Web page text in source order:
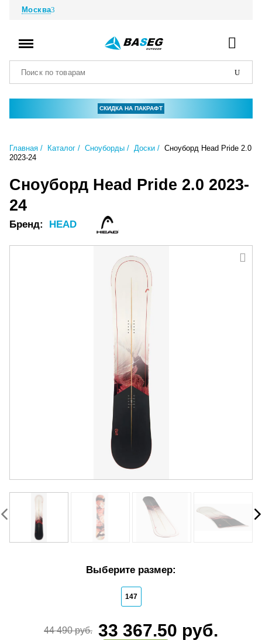
Москва
СКИДКА НА ПАКРАФТ
Главная Каталог Сноуборды Доски
Сноуборд Head Pride 2.0
2023-24
Сноуборд Head Pride 2.0 2023-
24
Бренд: HEAD
Выберите размер:
147
44 490 руб. 33 367.50 руб.